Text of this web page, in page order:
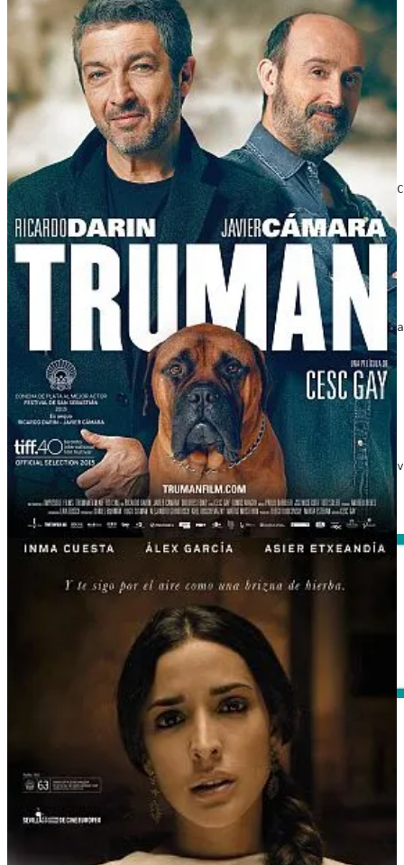
Truman
2015 | Dir. Cesc Gay | Reparto: Ricardo Darín, Javier
Ver Truman
La novia
2015 | Dir. Paula Ortiz | Reparto: Inma Cuesta, Álex
Ver La novia
El olivo
2016 | Dir. Iciar Bollaín | Reparto: Anna Castillo,
Ver El olivo